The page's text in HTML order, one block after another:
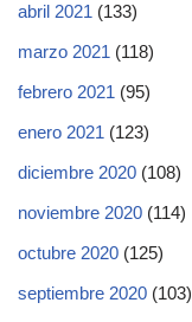
abril 2021 (133)
marzo 2021 (118)
febrero 2021 (95)
enero 2021 (123)
diciembre 2020 (108)
noviembre 2020 (114)
octubre 2020 (125)
septiembre 2020 (103)